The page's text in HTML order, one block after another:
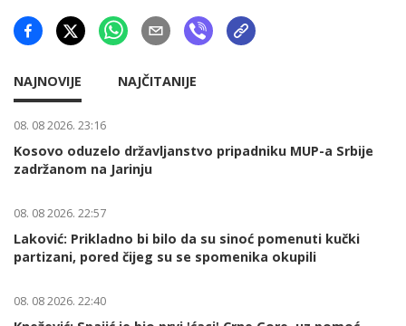
NAJNOVIJE NAJČITANIJE
08. 08 2026. 23:16
Kosovo oduzelo državljanstvo pripadniku MUP-a Srbije
zadržanom na Jarinju
08. 08 2026. 22:57
Laković: Prikladno bi bilo da su sinoć pomenuti kučki
partizani, pored čijeg su se spomenika okupili
08. 08 2026. 22:40